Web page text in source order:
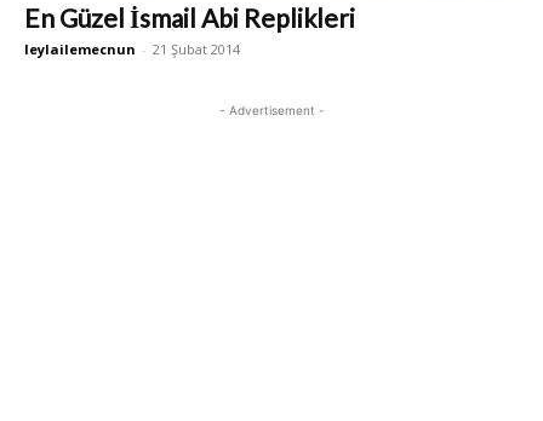
En Güzel İsmail Abi Replikleri
leylailemecnun - 21 Şubat 2014
- Advertisement -